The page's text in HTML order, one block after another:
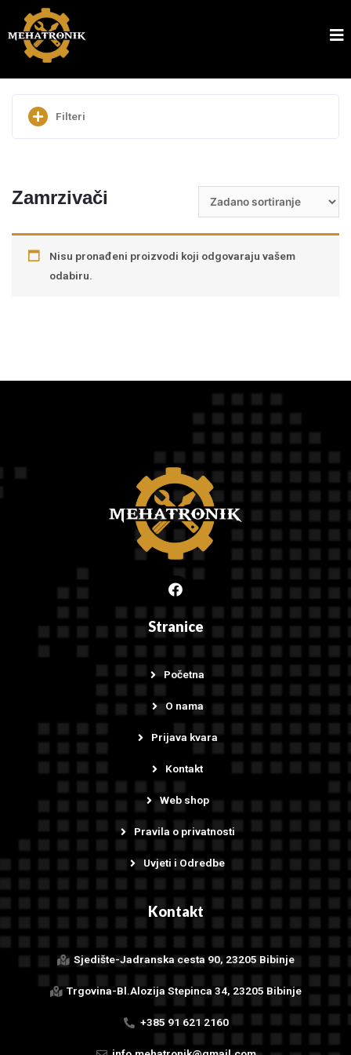
Filteri
Zamrzivači
Nisu pronađeni proizvodi koji odgovaraju vašem
odabiru.
Stranice
Početna
O nama
Prijava kvara
Kontakt
Web shop
Pravila o privatnosti
Uvjeti i Odredbe
Kontakt
Sjedište-Jadranska cesta 90, 23205 Bibinje
Trgovina-Bl.Alozija Stepinca 34, 23205 Bibinje
+385 91 621 2160